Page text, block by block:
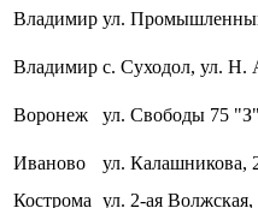
Владимир ул.
Владимир с. Суходол, ул. Н.
Воронеж ул. Свободы 75 "З"
Иваново ул. Калашникова,
Кострома ул. 2-ая Волжская,